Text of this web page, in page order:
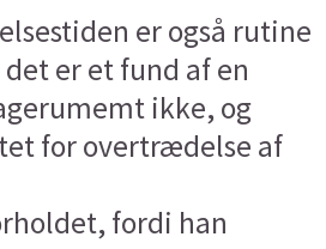
er også rutine
er et fund af en
ikke, og
for overtrædelse af
fordi han